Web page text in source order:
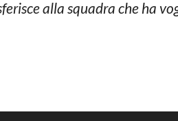
alla squadra che ha